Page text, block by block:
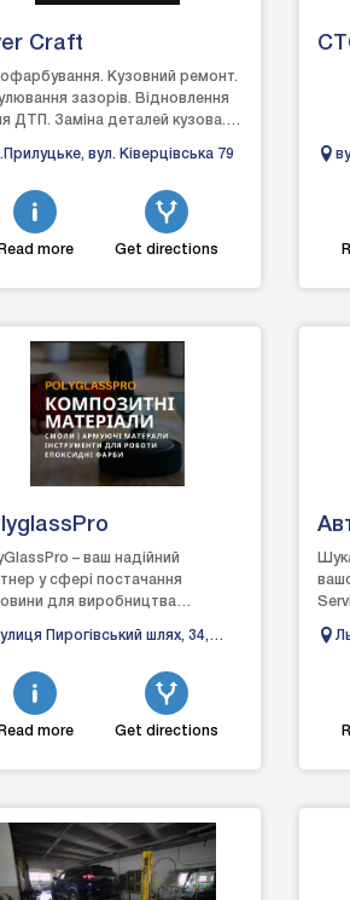
Craft
Кузовний ремонт.
зазорів. Відновлення
ДТП. Заміна деталей кузова.
алюм...
вул. Ківерцівська 79
Read more Get directions
– ваш надійний
у сфері постачання
для виробництва
смоли. Ми пропонуємо
Пирогівський шлях, 34,
Read more Get directions